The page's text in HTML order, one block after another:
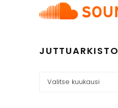
JUTTUARKISTO
Juttuarkisto
Valitse kuukausi